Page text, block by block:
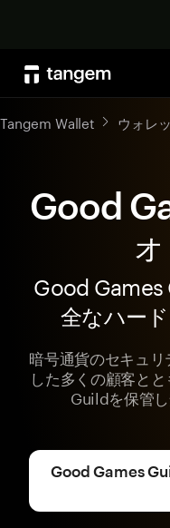
Tangem Wallet ウォレ
Good
Good
全なハー
暗号通貨のセキュ
した多くの顧客と
Guildを保管し
Good Games